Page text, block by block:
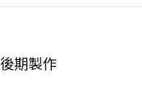
後期製作